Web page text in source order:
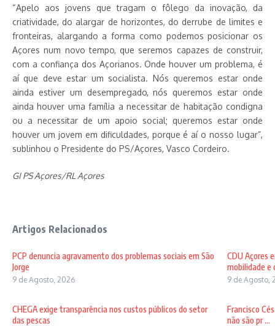
“Apelo aos jovens que tragam o fôlego da inovação, da
criatividade, do alargar de horizontes, do derrube de limites e
fronteiras, alargando a forma como podemos posicionar os
Açores num novo tempo, que seremos capazes de construir,
com a confiança dos Açorianos. Onde houver um problema, é
aí que deve estar um socialista. Nós queremos estar onde
ainda estiver um desempregado, nós queremos estar onde
ainda houver uma família a necessitar de habitação condigna
ou a necessitar de um apoio social; queremos estar onde
houver um jovem em dificuldades, porque é aí o nosso lugar”,
sublinhou o Presidente do PS/Açores, Vasco Cordeiro.
GI PS Açores/RL Açores
Artigos Relacionados
PCP denuncia agravamento dos problemas sociais em São
Jorge
9 de Agosto, 2026
CDU Açores
mobilidade e
9 de Agosto,
CHEGA exige transparência nos custos públicos do setor
das pescas
Francisco
não são pr ...